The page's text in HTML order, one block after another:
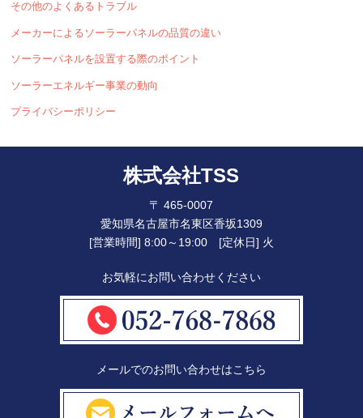
その他のよくあるトラブル
メーカーによるソーラーパネルの品質の違い
ソーラーパネルを設置する際のポイント
ソーラーエネルギー事業の動向
プライバシーポリシー
株式会社TSS
〒 465-0007
愛知県名古屋市名東区香坂1309
[営業時間] 8:00～19:00 [定休日] 火
お気軽にお問い合わせください
メールでのお問い合わせはこちら